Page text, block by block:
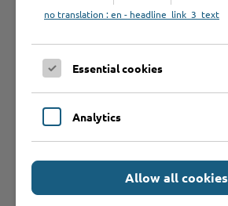
Seite auswählen
Formulare
no translation : en - headline_link_3_text
Essential cookies
Analytics
Allow all cookies